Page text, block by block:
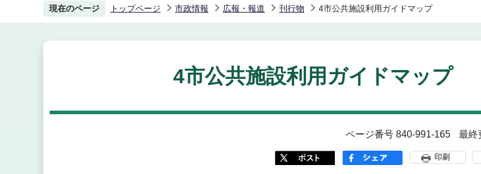
現在のページ トップページ 市政情報 広報・報道 刊行物 4市公共施設利用ガイドマップ
4市公共施設利用ガイドマップ
ページ番号 840-991-165 最終
印刷